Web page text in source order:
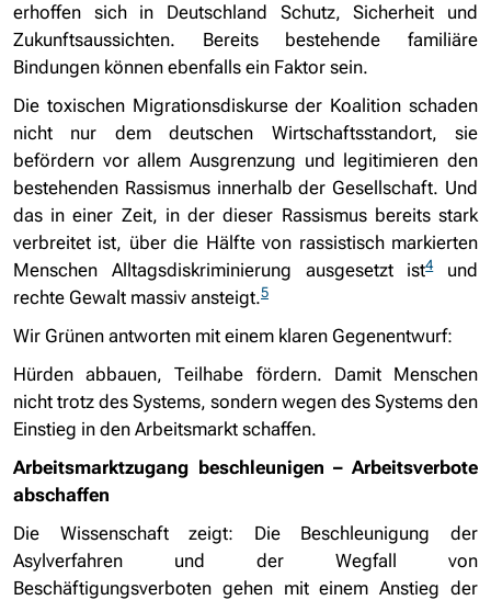
erhoffen sich in Deutschland Schutz, Sicherheit und
Zukunftsaussichten. Bereits bestehende familiäre
Bindungen können ebenfalls ein Faktor sein.
Die toxischen Migrationsdiskurse der Koalition schaden
nicht nur dem deutschen Wirtschaftsstandort, sie
befördern vor allem Ausgrenzung und legitimieren den
bestehenden Rassismus innerhalb der Gesellschaft. Und
das in einer Zeit, in der dieser Rassismus bereits stark
verbreitet ist, über die Hälfte von rassistisch markierten
Menschen Alltagsdiskriminierung ausgesetzt ist4und
rechte Gewalt massiv ansteigt.5
Wir Grünen antworten mit einem klaren Gegenentwurf:
Hürden abbauen, Teilhabe fördern. Damit Menschen
nicht trotz des Systems, sondern wegen des Systems den
Einstieg in den Arbeitsmarkt schaffen.
Arbeitsmarktzugang beschleunigen – Arbeitsverbote
abschaffen
Die Wissenschaft zeigt: Die Beschleunigung der
Asylverfahren und der Wegfall von
Beschäftigungsverboten gehen mit einem Anstieg der